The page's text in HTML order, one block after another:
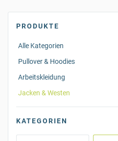
PRODUKTE
Alle Kategorien
Pullover & Hoodies
Arbeitskleidung
Jacken & Westen
KATEGORIEN